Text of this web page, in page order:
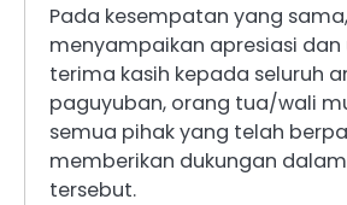
Pada kesempatan yang
menyampaikan apresiasi
terima kasih kepada seluruh
paguyuban, orang tua/wali
semua pihak yang telah
memberikan dukungan
tersebut.